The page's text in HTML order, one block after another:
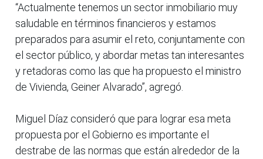
“Actualmente tenemos un sector inmobiliario muy
saludable en términos financieros y estamos
preparados para asumir el reto, conjuntamente con
el sector público, y abordar metas tan interesantes
y retadoras como las que ha propuesto el ministro
de Vivienda, Geiner Alvarado”, agregó.
Miguel Díaz consideró que para lograr esa meta
propuesta por el Gobierno es importante el
destrabe de las normas que están alrededor de la